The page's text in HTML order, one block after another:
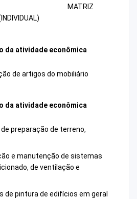
MATRIZ
da atividade econômica
de artigos do mobiliário
da atividade econômica
preparação de terreno,
e manutenção de sistemas
de ventilação e
de pintura de edifícios em geral